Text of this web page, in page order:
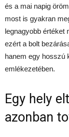
és a mai napig
most is gyakran
legnagyobb értéket
ezért a bolt
hanem egy hosszú
emlékezetében.
Egy hely
azonban